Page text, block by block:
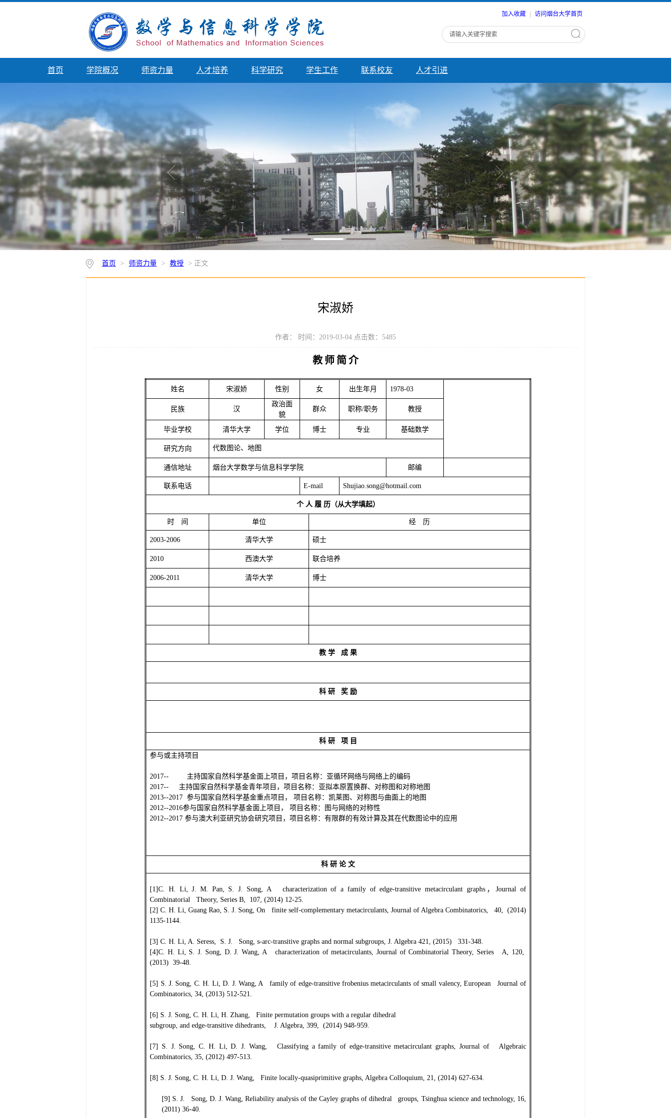
加入收藏 访问烟台大学首页
首页 学院概况 师资力量 人才培养 科学研究 学生工作 联系校友 人才引进
首页 > 师资力量 > 教授 > 正文
宋淑娇
作者： 时间：2019-03-04 点击数： 5485
教 师 简介
姓名 宋淑娇 性别 女 出生年月 1978-03
民族 汉
政治面
貌
群众 职称/职务 教授
毕业学校 清华大学 学位 博士 专业 基础数学
研究方向 代数图论、地图
通信地址 烟台大学数学与信息科学学院 邮编
联系电话 E-mail Shujiao.song@hotmail.com
个 人 履 历（从大学填起）
时 间 单位 经 历
2003-2006 清华大学 硕士
2010 西澳大学 联合培养
2006-2011 清华大学 博士
教 学 成 果
科 研 奖 励
科 研 项 目
参与或主持项 目
2017-- 主持国家自然科学基金面上项 目，项 目名称： 亚循环 网络与网络 上的编码
2017-- 主持国家自然科学基金青年项 目，项 目名称： 亚拟本原置换群、 对称图和 对称地图
2013--2017参与国家自然科学基金重点项 目， 项 目名称： 凯莱图 、 对称图与曲面上的地图
2012--2016参与国家自然科学基金面上项 目， 项 目名称： 图与网络的对称性
2012--2017参与澳大利 亚研究协会研究项 目，项 目名称：有限群的有效计算及其在代数图论中的应用
科 研 论 文
[1]C. H. Li, J. M. Pan, S. J. Song, A characterization of a family of edge-transitive metacirculant graphs，Journal of
Combinatorial Theory, Series B, 107, (2014) 12-25.
[2] C. H. Li, Guang Rao, S. J. Song, On finite self-complementary metacirculants, Journal of Algebra Combinatorics, 40, (2014)
1135-1144.
[3] C. H. Li, A. Seress, S. J. Song, s-arc-transitive graphs and normal subgroups, J. Algebra 421, (2015) 331-348.
[4]C. H. Li, S. J. Song, D. J. Wang, A characterization of metacirculants, Journal of Combinatorial Theory, Series A, 120,
(2013) 39-48.
[5] S. J. Song, C. H. Li, D. J. Wang, A family of edge-transitive frobenius metacirculants of small valency, European Journal of
Combinatorics, 34, (2013) 512-521.
[6] S. J. Song, C. H. Li, H. Zhang, Finite permutation groups with a regular dihedral
subgroup, and edge-transitive dihedrants, J. Algebra, 399, (2014) 948-959.
[7] S. J. Song, C. H. Li, D. J. Wang, Classifying a family of edge-transitive metacirculant graphs, Journal of Algebraic
Combinatorics, 35, (2012) 497-513.
[8] S. J. Song, C. H. Li, D. J. Wang, Finite locally-quasiprimitive graphs, Algebra Colloquium, 21, (2014) 627-634.
[9] S. J. Song, D. J. Wang, Reliability analysis of the Cayley graphs of dihedral groups, Tsinghua science and technology, 16,
(2011) 36-40.